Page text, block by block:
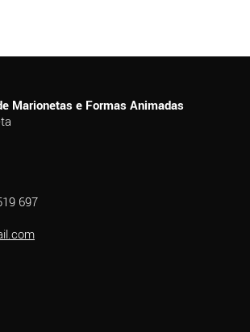
Marionetas e Formas Animadas
697